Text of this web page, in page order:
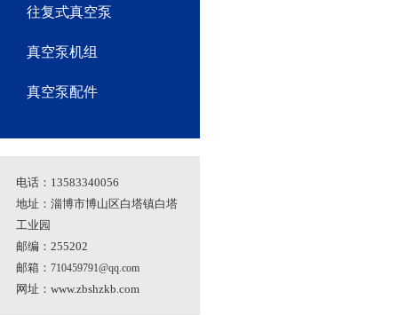
往复式真空泵
真空泵机组
真空泵配件
电话：13583340056
地址：淄博市博山区白塔镇白塔
工业园
邮编：255202
邮箱： 710459791@qq.com
网址： www.zbshzkb.com